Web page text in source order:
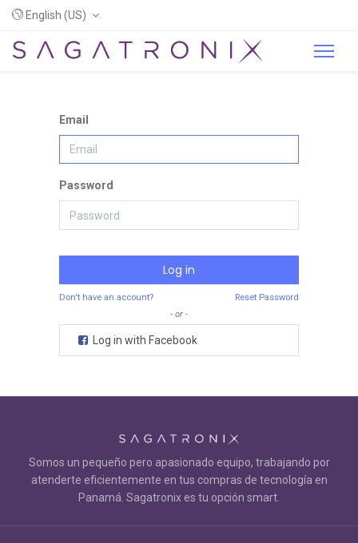
English (US)
Email
Password
Log in
Don't have an account?
Reset Password
- or -
Log in with Facebook
Somos un pequeño pero apasionado equipo, trabajando por
atenderte eficientemente en tus compras de tecnología en
Panamá. Sagatronix es tu opción smart.